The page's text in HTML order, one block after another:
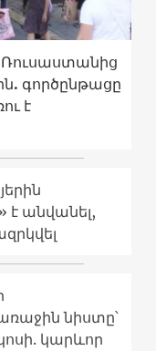
Ռուսաստանից
գործընթացը
է
անվանել,
նիստը՝
կարևոր